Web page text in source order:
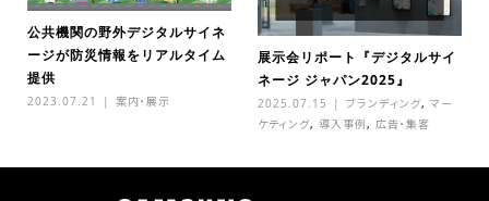
公共機関の野外デジタルサイネ
ージが防災情報をリアルタイム
提供
2023.07.21 案内・展示
展示会リポート『デジタルサイ
ネージ ジャパン2025』
2025.07.15 ブランディング,マー
ケティング, 導入事例,広告・集客